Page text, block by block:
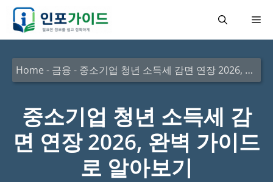
메
Home - 금융 - 중소기업 청년 소득세 감면 연장 2026, 완벽 가이드로 알아보기
중소기업 청년 소득세 감
면 연장 2026, 완벽 가이드
로 알아보기